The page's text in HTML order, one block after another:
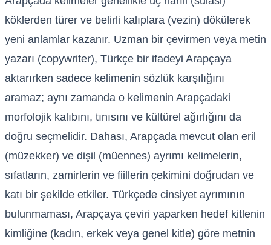
köklerden türer ve belirli kalıplara (vezin) dökülerek
yeni anlamlar kazanır. Uzman bir çevirmen veya metin
yazarı (copywriter), Türkçe bir ifadeyi Arapçaya
aktarırken sadece kelimenin sözlük karşılığını
aramaz; aynı zamanda o kelimenin Arapçadaki
morfolojik kalıbını, tınısını ve kültürel ağırlığını da
doğru seçmelidir. Dahası, Arapçada mevcut olan eril
(müzekker) ve dişil (müennes) ayrımı kelimelerin,
sıfatların, zamirlerin ve fiillerin çekimini doğrudan ve
katı bir şekilde etkiler. Türkçede cinsiyet ayrımının
bulunmaması, Arapçaya çeviri yaparken hedef kitlenin
kimliğine (kadın, erkek veya genel kitle) göre metnin